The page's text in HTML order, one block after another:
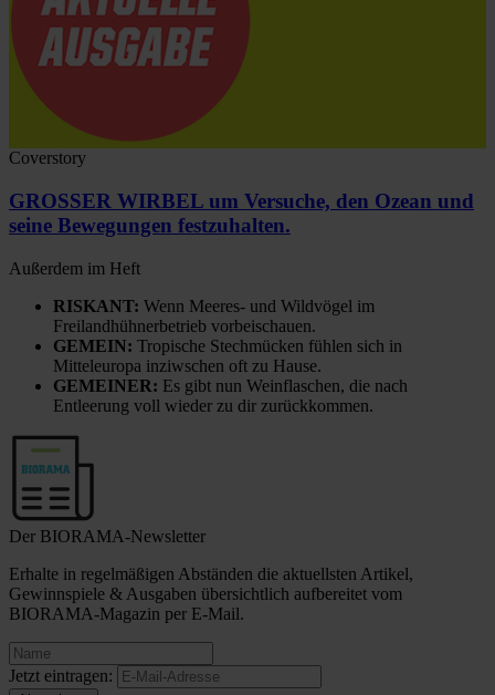
Coverstory
GROSSER WIRBEL um Versuche, den Ozean und
seine Bewegungen festzuhalten.
Außerdem im Heft
RISKANT: Wenn Meeres- und Wildvögel im
Freilandhühnerbetrieb vorbeischauen.
GEMEIN: Tropische Stechmücken fühlen sich in
Mitteleuropa inziwschen oft zu Hause.
GEMEINER: Es gibt nun Weinflaschen, die nach
Entleerung voll wieder zu dir zurückkommen.
Der BIORAMA-Newsletter
Erhalte in regelmäßigen Abständen die aktuellsten Artikel,
Gewinnspiele & Ausgaben übersichtlich aufbereitet vom
BIORAMA-Magazin per E-Mail.
Jetzt eintragen: